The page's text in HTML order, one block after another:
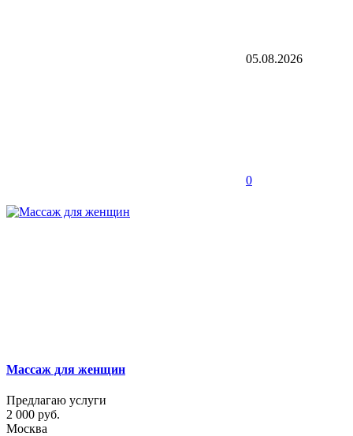
05.08.2026
0
Массаж для женщин
Предлагаю услуги
2 000 руб.
Москва